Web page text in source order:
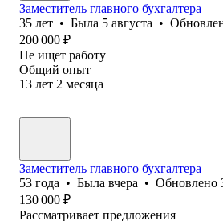
Заместитель главного бухгалтера
35 лет • Была 5 августа •
200 000 ₽
Не ищет работу
Общий опыт
13 лет 2 месяца
Заместитель главного бухгалтера
53 года • Была вчера • Обновлено
130 000 ₽
Рассматривает предложения